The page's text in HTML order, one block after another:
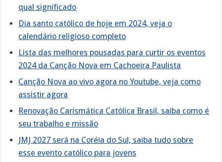
qual significado
Dia santo católico de hoje em 2024, veja o
calendário religioso completo
Lista das melhores pousadas para curtir os eventos
2024 da Canção Nova em Cachoeira Paulista
Canção Nova ao vivo agora no Youtube, veja como
assistir agora
Renovação Carismática Católica Brasil, saiba como é
seu trabalho e missão
JMJ 2027 será na Coréia do Sul, saiba tudo sobre
esse evento católico para jovens